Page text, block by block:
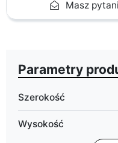
Masz
Parametry
Szerokość
Wysokość